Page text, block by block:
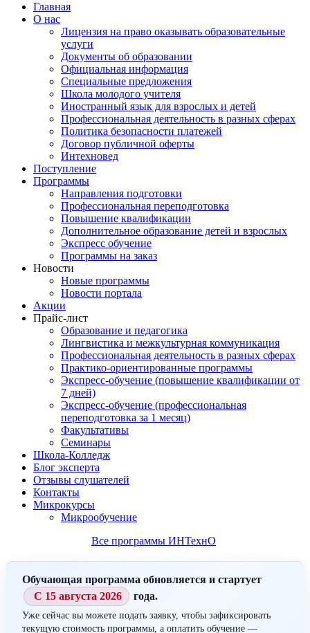
Главная
О нас
Лицензия на право оказывать образовательные
услуги
Документы об образовании
Официальная информация
Специальные предложения
Школа молодого учителя
Иностранный язык для взрослых и детей
Профессиональная деятельность в разных сферах
Политика безопасности платежей
Договор публичной оферты
Интехновед
Поступление
Программы
Направления подготовки
Профессиональная переподготовка
Повышение квалификации
Дополнительное образование детей и взрослых
Экспресс обучение
Программы на заказ
Новости
Новые программы
Новости портала
Акции
Прайс-лист
Образование и педагогика
Лингвистика и межкультурная коммуникация
Профессиональная деятельность в разных сферах
Практико-ориентированные программы
Экспресс-обучение (повышение квалификации от
7 дней)
Экспресс-обучение (профессиональная
переподготовка за 1 месяц)
Факультативы
Семинары
Школа-Колледж
Блог эксперта
Отзывы слушателей
Контакты
Микрокурсы
Микрообучение
Все программы ИНТехнО
Обучающая программа обновляется и стартует
С 15 августа 2026
года.
Уже сейчас вы можете подать заявку, чтобы зафиксировать
текущую стоимость программы, а оплатить обучение —